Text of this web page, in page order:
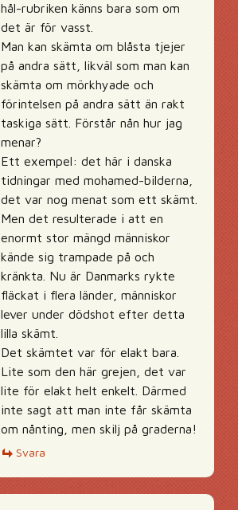
hål-rubriken känns bara som om
det är för vasst.
Man kan skämta om blåsta tjejer
på andra sätt, likväl som man kan
skämta om mörkhyade och
förintelsen på andra sätt än rakt
taskiga sätt. Förstår nån hur jag
menar?
Ett exempel: det här i danska
tidningar med mohamed-bilderna,
det var nog menat som ett skämt.
Men det resulterade i att en
enormt stor mängd människor
kände sig trampade på och
kränkta. Nu är Danmarks rykte
fläckat i flera länder, människor
lever under dödshot efter detta
lilla skämt.
Det skämtet var för elakt bara.
Lite som den här grejen, det var
lite för elakt helt enkelt. Därmed
inte sagt att man inte får skämta
om nånting, men skilj på graderna!
Svara